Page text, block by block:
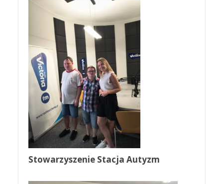
Stowarzyszenie Stacja Autyzm